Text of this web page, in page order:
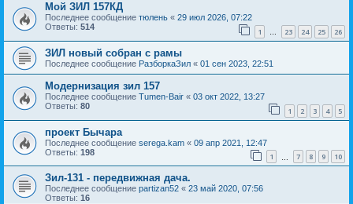
Мой ЗИЛ 157КД
Последнее сообщение тюлень « 29 июл 2026, 07:22
Ответы: 514 1 … 23 24 25 26
ЗИЛ новый собран с рамы
Последнее сообщение РазборкаЗил « 01 сен 2023, 22:51
Модернизация зил 157
Последнее сообщение Tumen-Bair « 03 окт 2022, 13:27
Ответы: 80 1 2 3 4 5
проект Бычара
Последнее сообщение serega.kam « 09 апр 2021, 12:47
Ответы: 198 1 7 8 9 10
Зил-131 - передвижная дача.
Последнее сообщение partizan52 « 23 май 2020, 07:56
Ответы: 16